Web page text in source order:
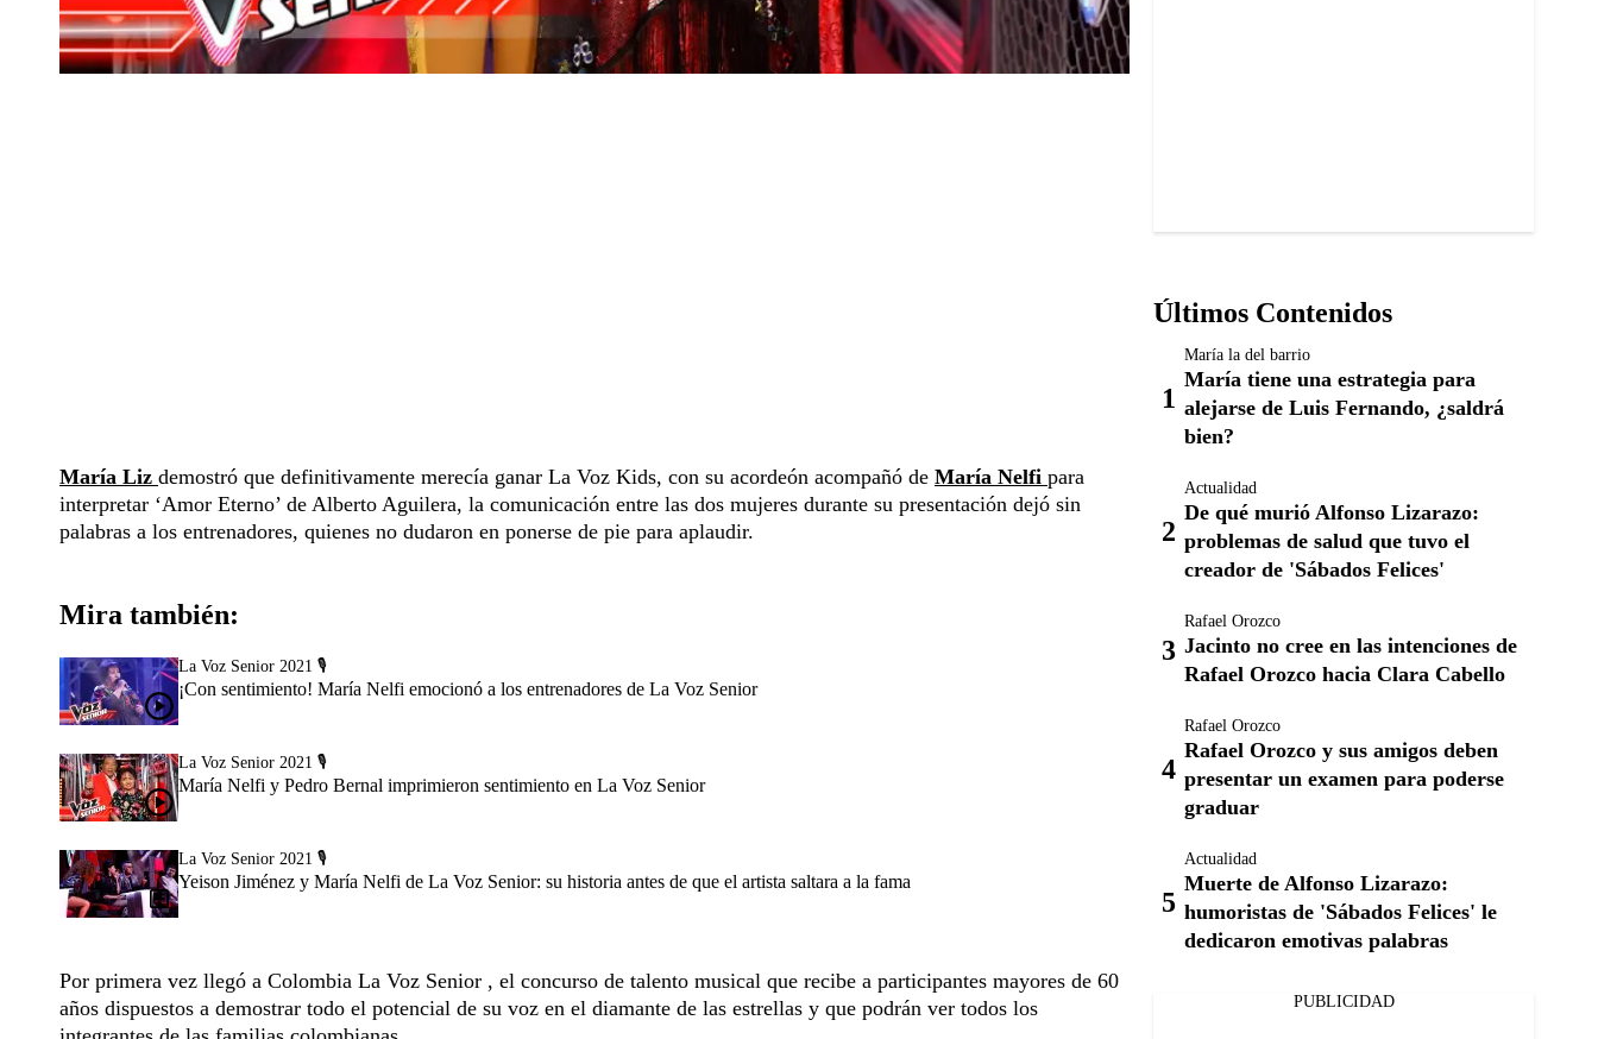
María Liz demostró que definitivamente merecía ganar La Voz Kids, con su acordeón acompañó de María Nelfi para
interpretar ‘Amor Eterno’ de Alberto Aguilera, la comunicación entre las dos mujeres durante su presentación dejó sin
palabras a los entrenadores, quienes no dudaron en ponerse de pie para aplaudir.
Mira también:
La Voz Senior 2021 🎙️
¡Con sentimiento! María Nelfi emocionó a los entrenadores de La Voz Senior
La Voz Senior 2021 🎙️
María Nelfi y Pedro Bernal imprimieron sentimiento en La Voz Senior
La Voz Senior 2021 🎙️
Yeison Jiménez y María Nelfi de La Voz Senior: su historia antes de que el artista saltara a la fama
Por primera vez llegó a Colombia La Voz Senior , el concurso de talento musical que recibe a participantes mayores de 60
años dispuestos a demostrar todo el potencial de su voz en el diamante de las estrellas y que podrán ver todos los
Últimos Contenidos
María la del barrio
María tiene una estrategia para
alejarse de Luis Fernando, ¿saldrá
bien?
Actualidad
De qué murió Alfonso Lizarazo:
problemas de salud que tuvo el
creador de 'Sábados Felices'
Rafael Orozco
Jacinto no cree en las intenciones de
Rafael Orozco hacia Clara Cabello
Rafael Orozco
Rafael Orozco y sus amigos deben
presentar un examen para poderse
graduar
Actualidad
Muerte de Alfonso Lizarazo:
humoristas de 'Sábados Felices' le
dedicaron emotivas palabras
PUBLICIDAD